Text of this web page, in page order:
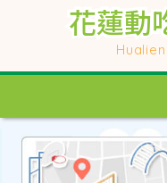
花蓮動
花蓮動
花蓮動
花蓮動